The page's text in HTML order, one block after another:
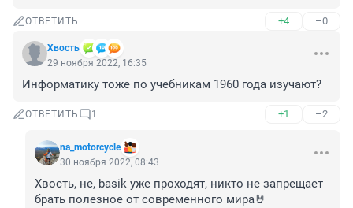
ОТВЕТИТЬ +4 –0
Хвость
29 ноября 2022, 16:35
Информатику тоже по учебникам 1960 года изучают?
ОТВЕТИТЬ 1 +1 –2
na_motorcycle
30 ноября 2022, 08:43
Хвость, не, basik уже проходят, никто не запрещает
брать полезное от современного мира🤘